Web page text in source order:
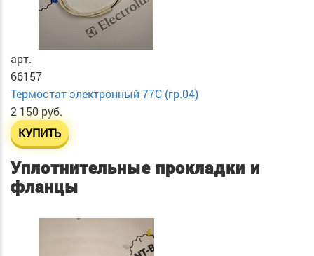
арт.
66157
Термостат электронный 77C (гр.04)
2 150 руб.
КУПИТЬ
Уплотнительные прокладки и
фланцы